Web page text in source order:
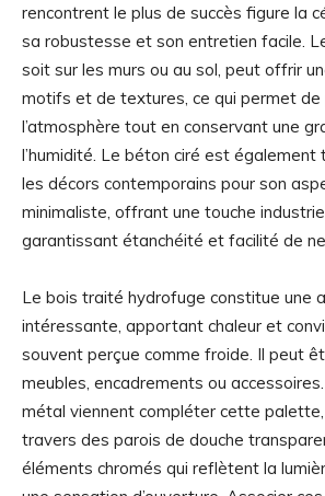
rencontrent le plus de succès figure la
sa robustesse et son entretien facile.
soit sur les murs ou au sol, peut offrir
motifs et de textures, ce qui permet de
l’atmosphère tout en conservant une
l’humidité. Le béton ciré est également
les décors contemporains pour son
minimaliste, offrant une touche
garantissant étanchéité et facilité de
Le bois traité hydrofuge constitue une
intéressante, apportant chaleur et
souvent perçue comme froide. Il peut
meubles, encadrements ou
métal viennent compléter cette
travers des parois de douche
éléments chromés qui reflètent la